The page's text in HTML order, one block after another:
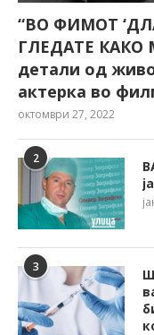
“ВО ФИМОТ
ГЛЕДАТЕ КАКО
детали од
актерка во
октомври 27, 2022
2
3